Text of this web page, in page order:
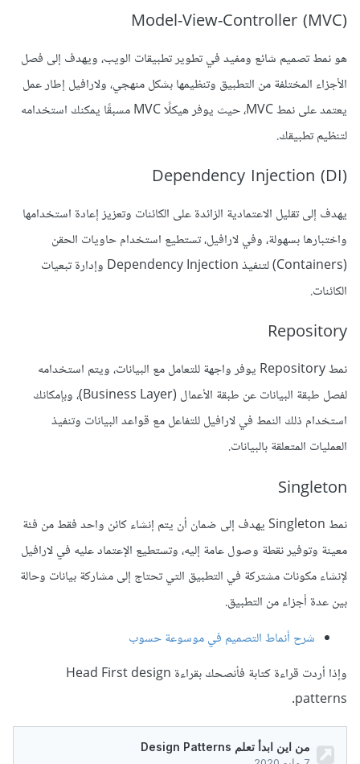
Model-View-Controller (MVC)
هو نمط تصميم شائع ومفيد في تطوير تطبيقات الويب، ويهدف إلى فصل
الأجزاء المختلفة من التطبيق وتنظيمها بشكل منهجي، ولارافيل إطار عمل
يعتمد على نمط MVC، حيث يوفر هيكلًا MVC مسبقًا يمكنك استخدامه
لتنظيم تطبيقك.
Dependency Injection (DI)
يهدف إلى تقليل الاعتمادية الزائدة على الكائنات وتعزيز إعادة استخدامها
واختبارها بسهولة، وفي لارافيل، تستطيع استخدام حاويات الحقن
(Containers) لتنفيذ Dependency Injection وإدارة تبعيات
الكائنات.
Repository
نمط Repository يوفر واجهة للتعامل مع البيانات، ويتم استخدامه
لفصل طبقة البيانات عن طبقة الأعمال (Business Layer)، وبإمكانك
استخدام ذلك النمط في لارافيل للتفاعل مع قواعد البيانات وتنفيذ
العمليات المتعلقة بالبيانات.
Singleton
نمط Singleton يهدف إلى ضمان أن يتم إنشاء كائن واحد فقط من فئة
معينة وتوفير نقطة وصول عامة إليه، وتستطيع الإعتماد عليه في لارافيل
لإنشاء مكونات مشتركة في التطبيق التي تحتاج إلى مشاركة بيانات وحالة
بين عدة أجزاء من التطبيق.
شرح أنماط التصميم في موسوعة حسوب
وإذا أردت قراءة كتابة فأنصحك بقراءة Head First design
patterns.